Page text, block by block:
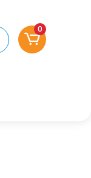
Bizi tercih
0